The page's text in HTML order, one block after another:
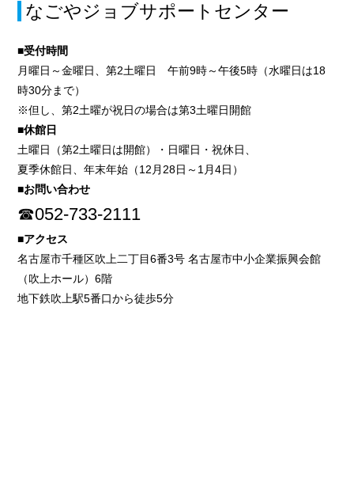
なごやジョブサポートセンター
■受付時間
月曜日～金曜日、第2土曜日 午前9時～午後5時（水曜日は18
時30分まで）
※但し、第2土曜が祝日の場合は第3土曜日開館
■休館日
土曜日（第2土曜日は開館）・日曜日・祝休日、
夏季休館日、年末年始（12月28日～1月4日）
■お問い合わせ
☎052-733-2111
■アクセス
名古屋市千種区吹上二丁目6番3号 名古屋市中小企業振興会館
（吹上ホール）6階
地下鉄吹上駅5番口から徒歩5分